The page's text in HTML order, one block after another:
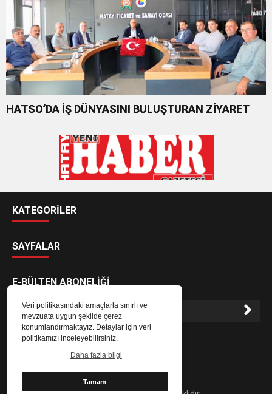
Veri politikasındaki amaçlarla sınırlı ve
mevzuata uygun şekilde çerez
konumlandırmaktayız. Detaylar için veri
politikamızı inceleyebilirsiniz.
Daha fazla bilgi
Tamam
HATSO’DA İŞ DÜNYASINI BULUŞTURAN ZİYARET
KATEGORİLER
SAYFALAR
E-BÜLTEN ABONELİĞİ
E-Bülten aboneliği ile haberlere daha hızlı erişin.